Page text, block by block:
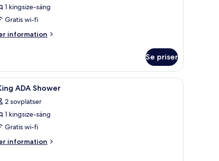
1 kingsize-säng
Gratis wi-fi
information
Se priser
en grön fåtölj, en grå soffa och ett soffbord.En modern entréhall med en
7 ADA Shower
2 sovplatser
1 kingsize-säng
Gratis wi-fi
information